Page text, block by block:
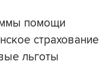
помощи
страхование
льготы